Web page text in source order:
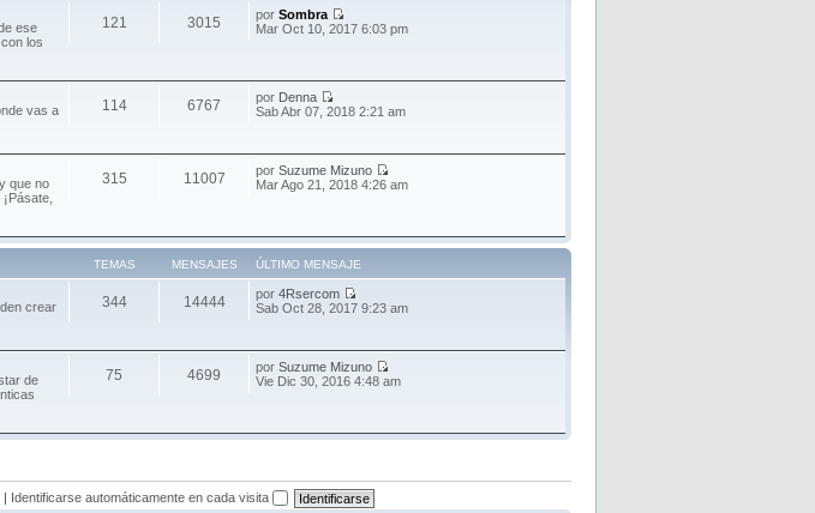
ese
los
121 3015 porSombra
Mar Oct 10, 2017 6:03 pm
vas a
114 6767 por Denna
Sab Abr 07, 2018 2:21 am
que no
315 11007 porSuzume Mizuno
Mar Ago 21, 2018 4:26 am
TEMAS MENSAJES ÚLTIMO MENSAJE
crear
344 14444 por4Rsercom
Sab Oct 28, 2017 9:23 am
de
75 4699 porSuzume Mizuno
Vie Dic 30, 2016 4:48 am
| Identificarse automáticamente en cada visita